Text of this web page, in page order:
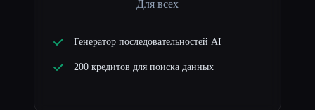
Для всех
Генератор последовательностей AI
200 кредитов для поиска данных